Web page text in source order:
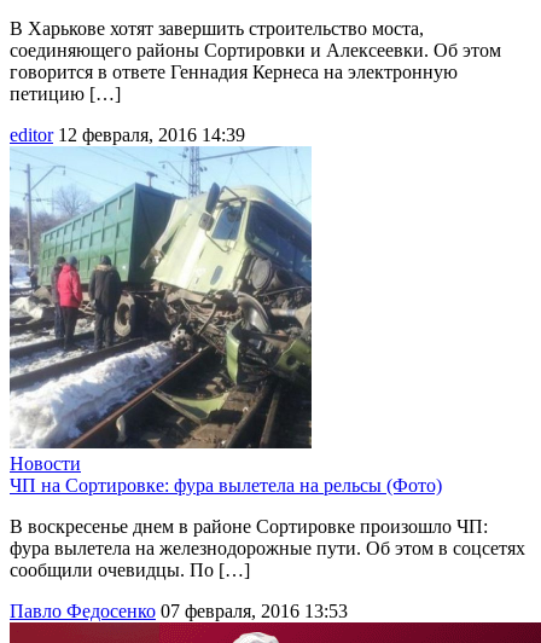
В Харькове хотят завершить строительство моста,
соединяющего районы Сортировки и Алексеевки. Об этом
говорится в ответе Геннадия Кернеса на электронную
петицию […]
editor 12 февраля, 2016 14:39
Новости
ЧП на Сортировке: фура вылетела на рельсы (Фото)
В воскресенье днем в районе Сортировке произошло ЧП:
фура вылетела на железнодорожные пути. Об этом в соцсетях
сообщили очевидцы. По […]
Павло Федосенко 07 февраля, 2016 13:53